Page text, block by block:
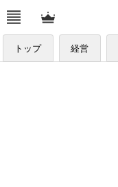
トップ 経営